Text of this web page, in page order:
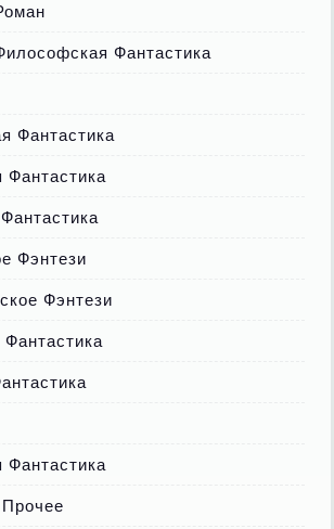
Фантастика
Фантастика
Фантастика
Фэнтези
Фэнтези
Фантастика
Фантастика